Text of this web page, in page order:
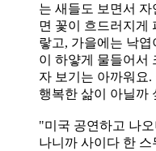
는 새들도 보면서 자
면 꽃이 흐드러지게
랗고, 가을에는 낙
이 하얗게 물들어서
자 보기는 아까워요
행복한 삶이 아닐까
"미국 공연하고 나
나니까 사이다 한